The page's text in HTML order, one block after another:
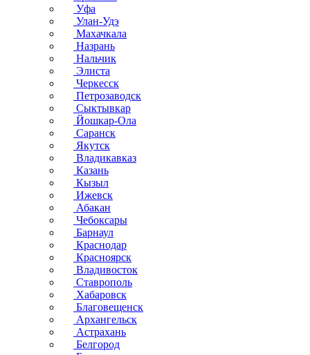
Уфа
Улан-Удэ
Махачкала
Назрань
Нальчик
Элиста
Черкесск
Петрозаводск
Сыктывкар
Йошкар-Ола
Саранск
Якутск
Владикавказ
Казань
Кызыл
Ижевск
Абакан
Чебоксары
Барнаул
Краснодар
Красноярск
Владивосток
Ставрополь
Хабаровск
Благовещенск
Архангельск
Астрахань
Белгород